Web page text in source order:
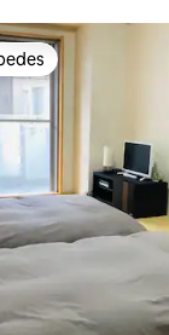
dos hóspedes